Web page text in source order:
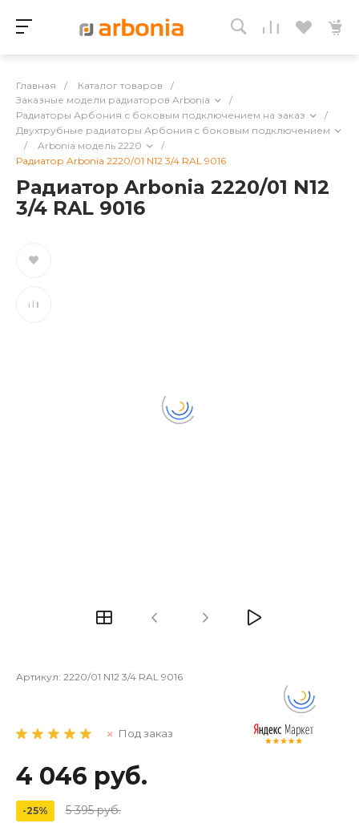
Главная / Каталог товаров
/
Заказные модели радиаторов Arbonia
/
Радиаторы Арбония с боковым подключением на заказ
/
Двухтрубные радиаторы Арбония c боковым подключением
/
Arbonia модель 2220
/
Радиатор Arbonia 2220/01 N12 3/4 RAL 9016
Радиатор Arbonia 2220/01 N12
3/4 RAL 9016
Артикул: 2220/01 N12 3/4 RAL 9016
Под заказ
4 046 руб.
-25% 5 395 руб.